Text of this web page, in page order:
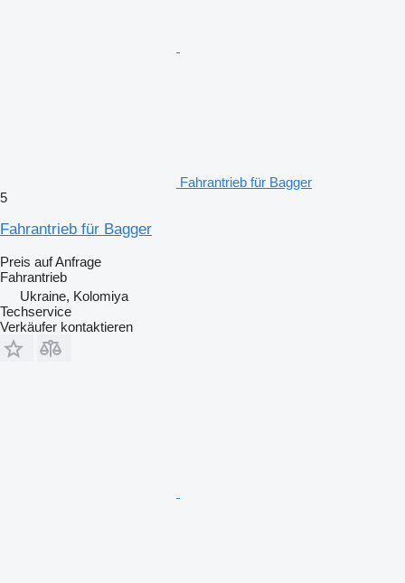
Fahrantrieb für Bagger
5
Fahrantrieb für Bagger
Preis auf Anfrage
Fahrantrieb
Ukraine, Kolomiya
Techservice
Verkäufer kontaktieren